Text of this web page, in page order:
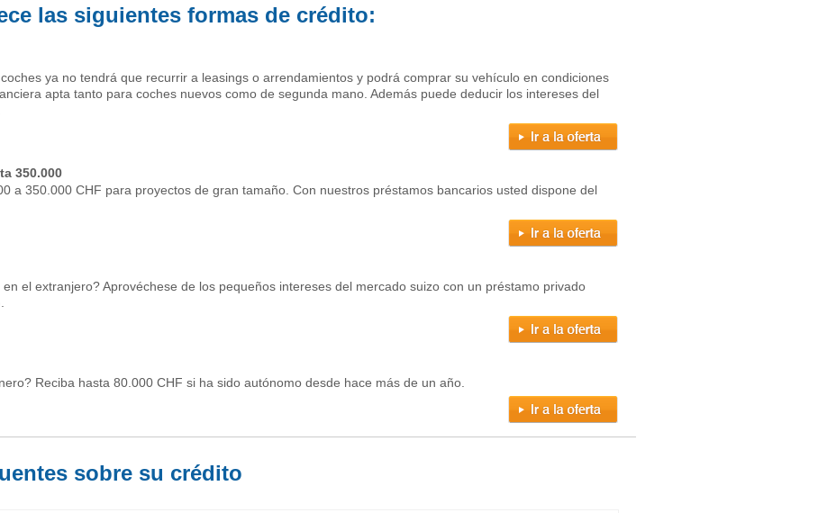
las siguientes formas de crédito:
ya no tendrá que recurrir a leasings o arrendamientos y podrá comprar su vehículo en condiciones
apta tanto para coches nuevos como de segunda mano. Además puede deducir los intereses del
350.000
a 350.000 CHF para proyectos de gran tamaño. Con nuestros préstamos bancarios usted dispone del
el extranjero? Aprovéchese de los pequeños intereses del mercado suizo con un préstamo privado
Reciba hasta 80.000 CHF si ha sido autónomo desde hace más de un año.
sobre su crédito